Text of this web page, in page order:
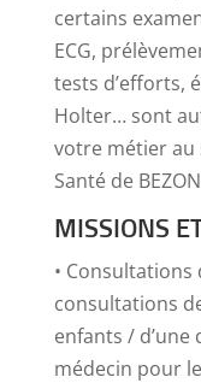
certains
ECG,
tests d’efforts,
Holter… sont
votre métier au
Santé de
MISSIONS
• Consultations
consultations
enfants / d’une
médecin pour